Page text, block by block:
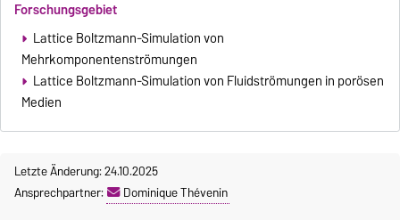
Forschungsgebiet
Lattice Boltzmann-Simulation von
Mehrkomponentenströmungen
Lattice Boltzmann-Simulation von Fluidströmungen in porösen
Medien
Letzte Änderung: 24.10.2025
Ansprechpartner:
Dominique Thévenin